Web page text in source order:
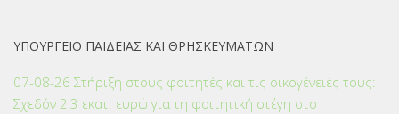
ΥΠΟΥΡΓΕΙΟ ΠΑΙΔΕΙΑΣ ΚΑΙ ΘΡΗΣΚΕΥΜΑΤΩΝ
07-08-26 Στήριξη στους φοιτητές και τις οικογένειές τους:
Σχεδόν 2,3 εκατ. ευρώ για τη φοιτητική στέγη στο